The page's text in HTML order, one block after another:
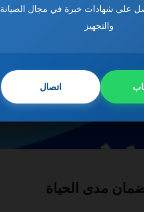
على شهادات خبرة في مجال الصيانة
والتجهيز
اتصال